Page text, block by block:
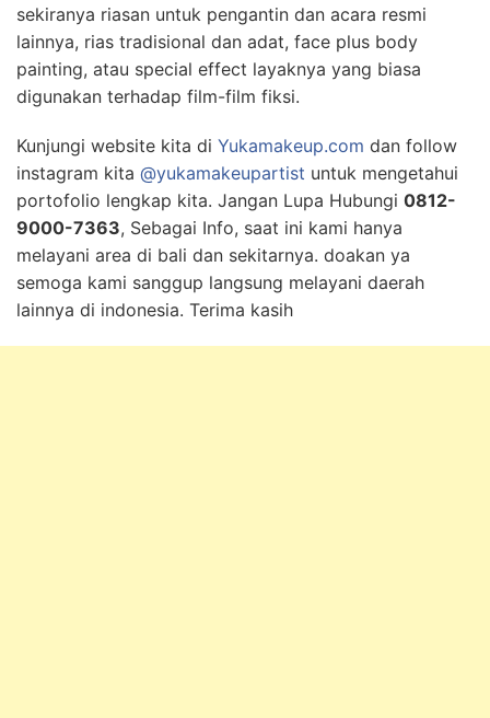
sekiranya riasan untuk pengantin dan acara resmi
lainnya, rias tradisional dan adat, face plus body
painting, atau special effect layaknya yang biasa
digunakan terhadap film-film fiksi.
Kunjungi website kita di Yukamakeup.com dan follow
instagram kita @yukamakeupartist untuk mengetahui
portofolio lengkap kita. Jangan Lupa Hubungi 0812-
9000-7363, Sebagai Info, saat ini kami hanya
melayani area di bali dan sekitarnya. doakan ya
semoga kami sanggup langsung melayani daerah
lainnya di indonesia. Terima kasih